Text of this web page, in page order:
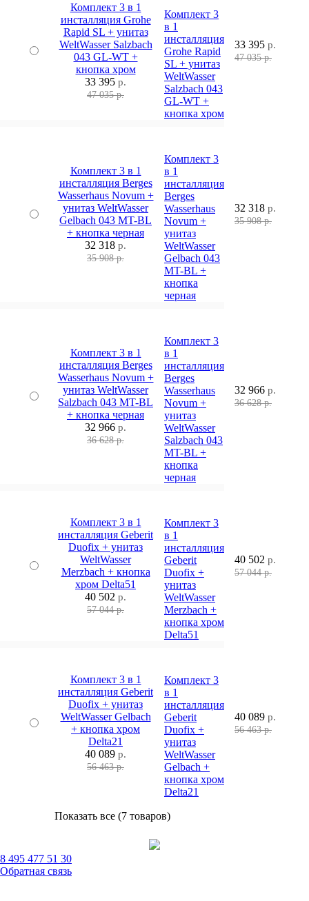
Комплект 3 в 1
инсталляция Grohe
Rapid SL + унитаз
WeltWasser Salzbach
043 GL-WT +
кнопка хром
33 395 р.
47 035 р.
Комплект 3
в 1
инсталляция
Grohe Rapid
SL + унитаз
WeltWasser
Salzbach 043
GL-WT +
кнопка хром
33 395 р.
47 035 р.
Комплект 3 в 1
инсталляция Berges
Wasserhaus Novum +
унитаз WeltWasser
Gelbach 043 MT-BL
+ кнопка черная
32 318 р.
35 908 р.
Комплект 3
в 1
инсталляция
Berges
Wasserhaus
Novum +
унитаз
WeltWasser
Gelbach 043
MT-BL +
кнопка
черная
32 318 р.
35 908 р.
Комплект 3 в 1
инсталляция Berges
Wasserhaus Novum +
унитаз WeltWasser
Salzbach 043 MT-BL
+ кнопка черная
32 966 р.
36 628 р.
Комплект 3
в 1
инсталляция
Berges
Wasserhaus
Novum +
унитаз
WeltWasser
Salzbach 043
MT-BL +
кнопка
черная
32 966 р.
36 628 р.
Комплект 3 в 1
инсталляция Geberit
Duofix + унитаз
WeltWasser
Merzbach + кнопка
хром Delta51
40 502 р.
57 044 р.
Комплект 3
в 1
инсталляция
Geberit
Duofix +
унитаз
WeltWasser
Merzbach +
кнопка хром
Delta51
40 502 р.
57 044 р.
Комплект 3 в 1
инсталляция Geberit
Duofix + унитаз
WeltWasser Gelbach
+ кнопка хром
Delta21
40 089 р.
56 463 р.
Комплект 3
в 1
инсталляция
Geberit
Duofix +
унитаз
WeltWasser
Gelbach +
кнопка хром
Delta21
40 089 р.
56 463 р.
Показать все (7 товаров)
8 495 477 51 30
Обратная связь